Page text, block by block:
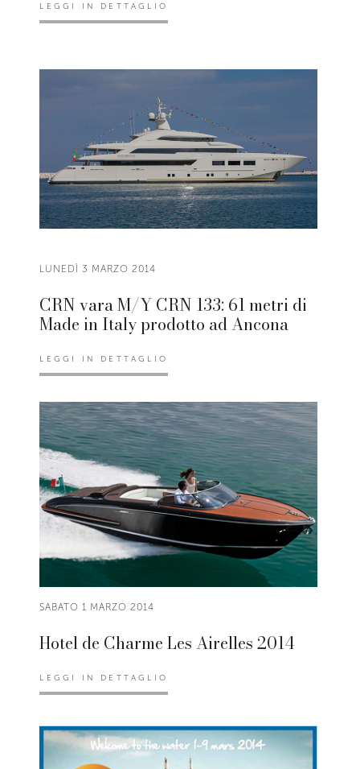
LEGGI IN DETTAGLIO
LUNEDÌ 3 MARZO 2014
CRN vara M/Y CRN 133: 61 metri di
Made in Italy prodotto ad Ancona
LEGGI IN DETTAGLIO
SABATO 1 MARZO 2014
Hotel de Charme Les Airelles 2014
LEGGI IN DETTAGLIO